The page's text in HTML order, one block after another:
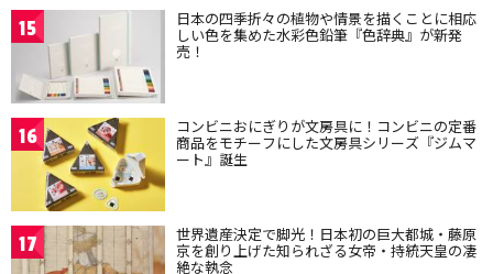
15 日本の四季折々の植物や情景を描くことに相応
しい色を集めた水彩色鉛筆『色辞典』が新発
売！
16 コンビニおにぎりが文房具に！コンビニの定番
商品をモチーフにした文房具シリーズ『ジムマ
ート』誕生
17 世界遺産決定で脚光！日本初の巨大都城・藤原
京を創り上げた知られざる女帝・持統天皇の凄
絶な執念